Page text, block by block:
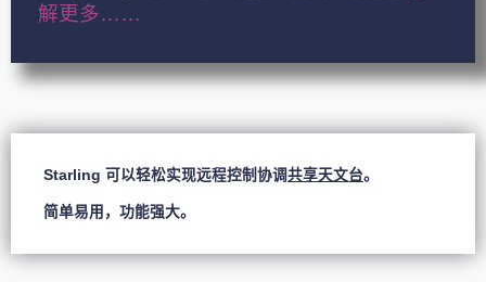
解更多……
Starling 可以轻松实现远程控制协调共享天文台。
简单易用，功能强大。